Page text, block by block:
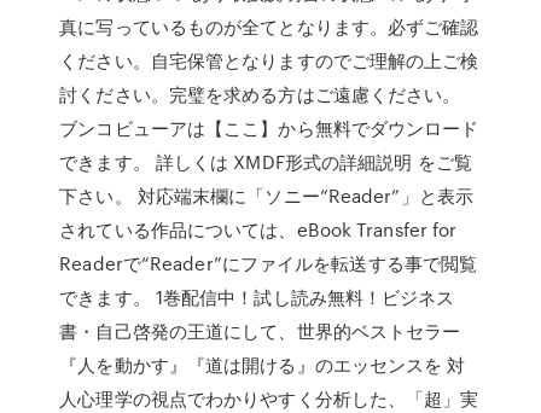
真に写っているものが全てとなります。必ずご確認
ください。自宅保管となりますのでご理解の上ご検
討ください。完璧を求める方はご遠慮ください。
ブンコビューアは【ここ】から無料でダウンロード
できます。 詳しくは XMDF形式の詳細説明 をご覧
下さい。 対応端末欄に「ソニー“Reader”」と表示
されている作品については、eBook Transfer for
Readerで“Reader”にファイルを転送する事で閲覧
できます。 1巻配信中！試し読み無料！ビジネス
書・自己啓発の王道にして、世界的ベストセラー
『人を動かす』『道は開ける』のエッセンスを 対
人心理学の視点でわかりやすく分析した、「超」実